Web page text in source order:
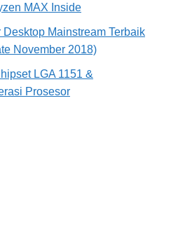
MAX Inside
Mainstream Terbaik
November 2018)
LGA 1151 &
Prosesor